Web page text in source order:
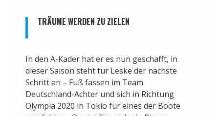
TRÄUME WERDEN ZU ZIELEN
In den A-Kader hat er es nun geschafft, in
dieser Saison steht für Leske der nächste
Schritt an – Fuß fassen im Team
Deutschland-Achter und sich in Richtung
Olympia 2020 in Tokio für eines der Boote